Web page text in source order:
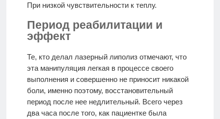
При низкой чувствительности к теплу.
Период реабилитации и
эффект
Те, кто делал лазерный липолиз отмечают, что
эта манипуляция легкая в процессе своего
выполнения и совершенно не приносит никакой
боли, именно поэтому, восстановительный
период после нее недлительный. Всего через
два часа после того, как пациентке была